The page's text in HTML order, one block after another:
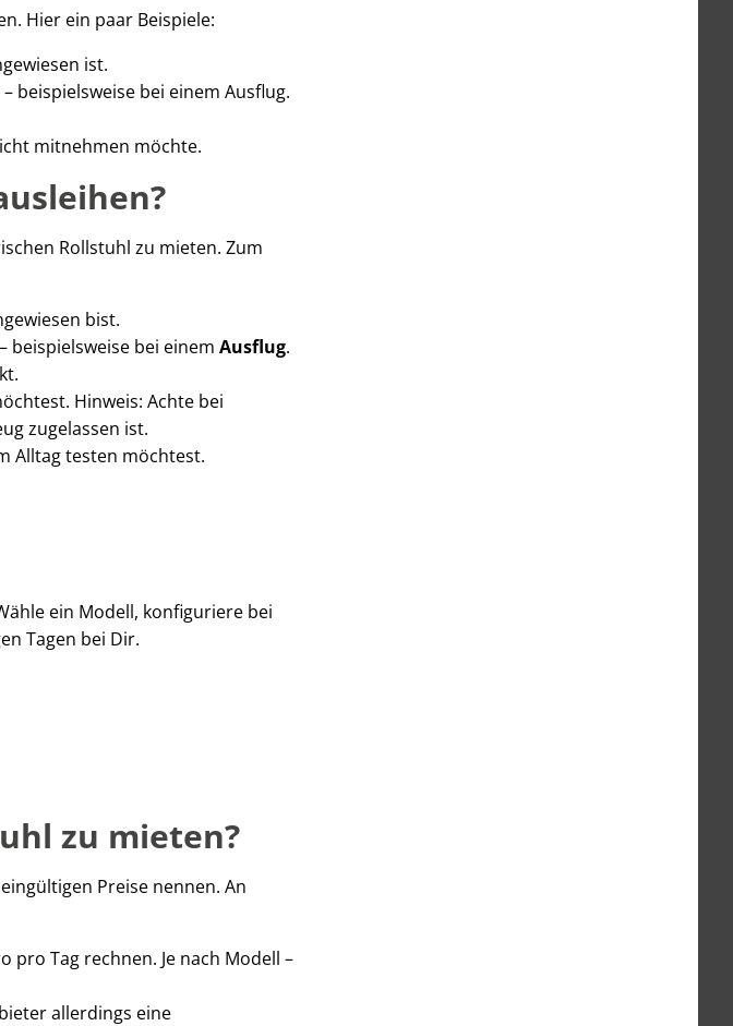
Hier ein paar Beispiele:
ist.
beispielsweise bei einem Ausflug.
mitnehmen möchte.
Rollstuhl zu mieten. Zum
bist.
beispielsweise bei einem Ausflug.
Hinweis: Achte bei
zugelassen ist.
Alltag testen möchtest.
ein Modell, konfiguriere bei
Tagen bei Dir.
zu mieten?
Preise nennen. An
pro Tag rechnen. Je nach Modell –
allerdings eine